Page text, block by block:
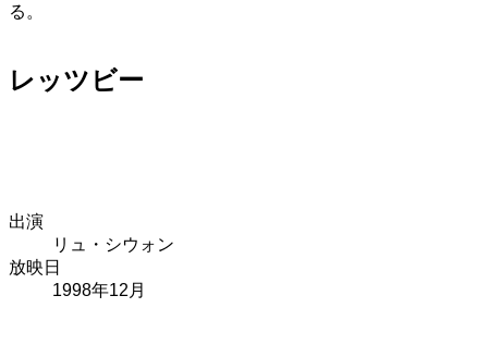
る。
レッツビー
出演
リュ・シウォン
放映日
1998年12月